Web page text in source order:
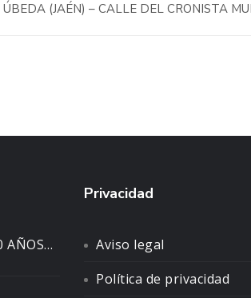
ÚBEDA (JAÉN) – CALLE DEL CRONISTA
AÑOS…
Privacidad
Aviso legal
Política de privacidad